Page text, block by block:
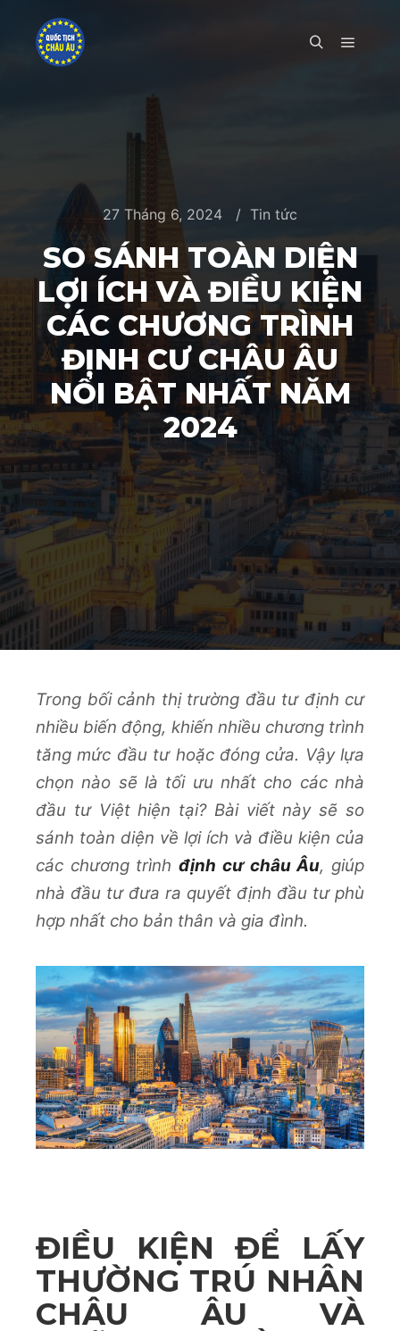
27 Tháng 6, 2024 Tin tức
SO SÁNH TOÀN DIỆN
LỢI ÍCH VÀ ĐIỀU KIỆN
CÁC CHƯƠNG TRÌNH
ĐỊNH CƯ CHÂU ÂU
NỔI BẬT NHẤT NĂM
2024
Trong bối cảnh thị trường đầu tư định cư
nhiều biến động, khiến nhiều chương trình
tăng mức đầu tư hoặc đóng cửa. Vậy lựa
chọn nào sẽ là tối ưu nhất cho các nhà
đầu tư Việt hiện tại? Bài viết này sẽ so
sánh toàn diện về lợi ích và điều kiện của
các chương trìnhđịnh cư châu Âu, giúp
nhà đầu tư đưa ra quyết định đầu tư phù
hợp nhất cho bản thân và gia đình.
ĐIỀU KIỆN ĐỂ LẤY
THƯỜNG TRÚ NHÂN
CHÂU ÂU VÀ